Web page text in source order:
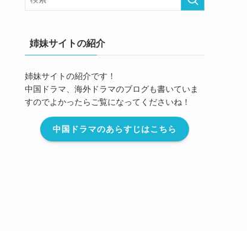
姉妹サイトの紹介
姉妹サイトの紹介です！
中国ドラマ、海外ドラマのブログも書いていま
すのでよかったらご覧になってくださいね！
中国ドラマのあらすじはこちら